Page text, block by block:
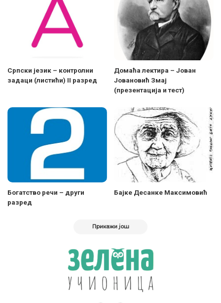
Српски језик – контролни
задаци (листићи) II разред
Домаћа лектира – Јован
Јовановић Змај
(презентација и тест)
Богатство речи – други
разред
Бајке Десанке Максимовић
Прикажи још